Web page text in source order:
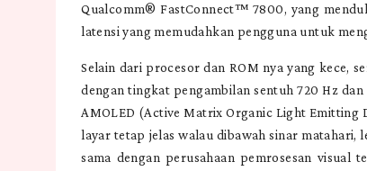
Qualcomm® FastConnect™ 7800, yang
latensi yang memudahkan pengguna untuk
Selain dari procesor dan ROM nya yang kece,
dengan tingkat pengambilan sentuh 720 Hz
AMOLED (Active Matrix Organic Light Emitting
layar tetap jelas walau dibawah sinar matahari,
sama dengan perusahaan pemrosesan visual